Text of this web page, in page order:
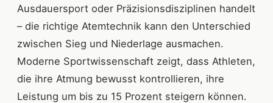
Ausdauersport oder Präzisionsdisziplinen handelt
– die richtige Atemtechnik kann den Unterschied
zwischen Sieg und Niederlage ausmachen.
Moderne Sportwissenschaft zeigt, dass Athleten,
die ihre Atmung bewusst kontrollieren, ihre
Leistung um bis zu 15 Prozent steigern können.